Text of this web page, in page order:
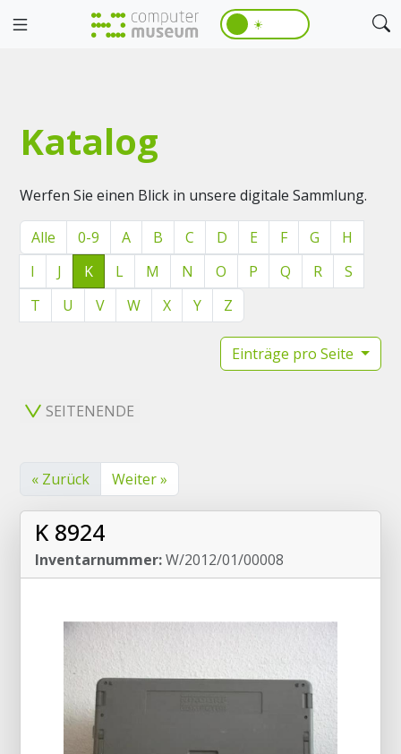
☀️
Katalog
Werfen Sie einen Blick in unsere digitale Sammlung.
Alle 0-9 A B C D E F G
H
I
J K L M N O P Q R
S
T
U V W X Y Z
Einträge pro Seite
SEITENENDE
« Zurück Weiter »
K 8924
Inventarnummer:W/2012/01/00008